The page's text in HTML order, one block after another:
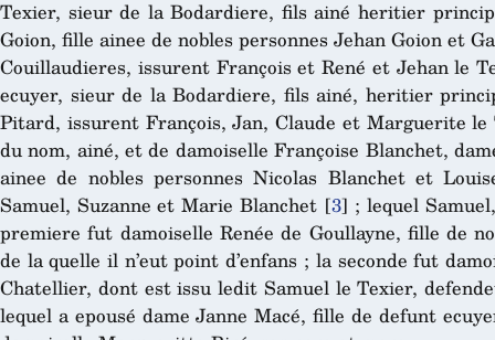
Texier, sieur de la Bodardiere, fils ainé heritier
Goion, fille ainee de nobles personnes Jehan Goion et
Couillaudieres, issurent François et René et Jehan le
ecuyer, sieur de la Bodardiere, fils ainé, heritier
Pitard, issurent François, Jan, Claude et Marguerite
du nom, ainé, et de damoiselle Françoise Blanchet,
ainee de nobles personnes Nicolas Blanchet et
Samuel, Suzanne et Marie Blanchet[3] ; lequel
premiere fut damoiselle Renée de Goullayne, fille de
de la quelle il n’eut point d’enfans ; la seconde fut
Chatellier, dont est issu ledit Samuel le Texier,
lequel a epousé dame Janne Macé, fille de defunt